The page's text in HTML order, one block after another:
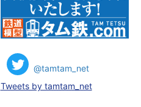
@tamtam_net
Tweets by tamtam_net